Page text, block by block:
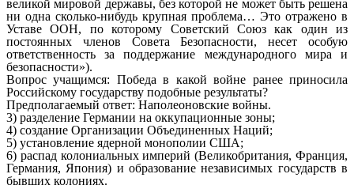
великой мировой державы, без которой не может быть решена
ни одна сколько-нибудь крупная проблема… Это отражено в
Уставе ООН, по которому Советский Союз как один из
постоянных членов Совета Безопасности, несет особую
ответственность за поддержание международного мира и
безопасности»).
Вопрос учащимся: Победа в какой войне ранее приносила
Российскому государству подобные результаты?
Предполагаемый ответ: Наполеоновские войны.
3) разделение Германии на оккупационные зоны;
4) создание Организации Объединенных Наций;
5) установление ядерной монополии США;
6) распад колониальных империй (Великобритания, Франция,
Германия, Япония) и образование независимых государств в
бывших колониях.